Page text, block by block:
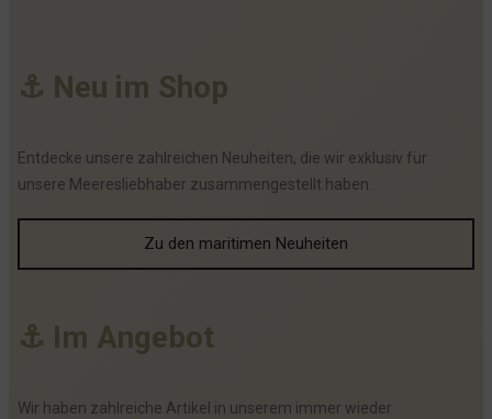
⚓ Neu im Shop
Entdecke unsere zahlreichen Neuheiten, die wir exklusiv für
unsere Meeresliebhaber zusammengestellt haben.
Zu den maritimen Neuheiten
⚓ Im Ange bot
Wir haben zahlreiche Artikel in unserem immer wieder